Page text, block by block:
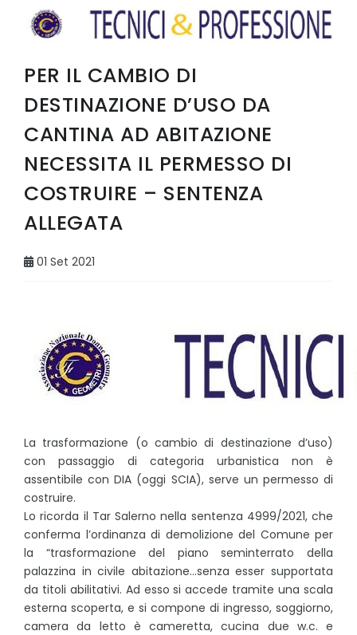
PER IL CAMBIO DI
DESTINAZIONE D’USO DA
CANTINA AD ABITAZIONE
NECESSITA IL PERMESSO DI
COSTRUIRE – SENTENZA
ALLEGATA
01 Set 2021
La trasformazione (o cambio di destinazione d’uso)
con passaggio di categoria urbanistica non è
assentibile con DIA (oggi SCIA), serve un permesso di
costruire.
Lo ricorda il Tar Salerno nella sentenza 4999/2021, che
conferma l’ordinanza di demolizione del Comune per
la “trasformazione del piano seminterrato della
palazzina in civile abitazione…senza esser supportata
da titoli abilitativi. Ad esso si accede tramite una scala
esterna scoperta, e si compone di ingresso, soggiorno,
camera da letto è cameretta, cucina due w.c. e